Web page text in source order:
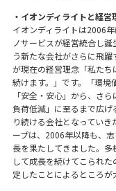
・イオンディライトと経
イオンディライトは2006
ノサービスが経営統合し
う新たな会社がさらに飛
が現在の経営理念「私た
続けます。」です。「環境
「安全・安心」から、さ
負荷低減」に至るまで広
り続ける会社となってい
ープは、2006年以降も、
長を果たしてきました。
して成長を続けてこられ
定したことによるところが